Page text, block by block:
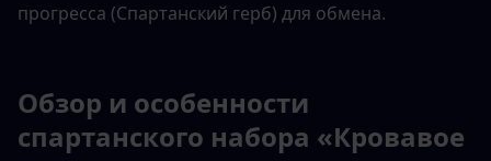
прогресса (Спартанский герб) для обмена.
Обзор и особенности
спартанского набора «Кровавое